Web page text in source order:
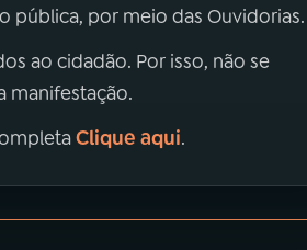
pública, por meio das Ouvidorias.
ao cidadão. Por isso, não se
manifestação.
Clique aqui.